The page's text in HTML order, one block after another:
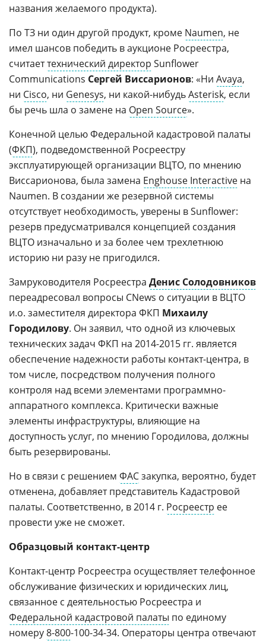
названия желаемого продукта).
По ТЗ ни один другой продукт, кроме Naumen, не
имел шансов победить в аукционе Росреестра,
считаеттехнический директор Sunflower
Communications Сергей Виссарионов: «Ни Avaya,
ни Cisco, ни Genesys, ни какой-нибудьAsterisk, если
бы речь шла о замене на Open Source».
Конечной целью Федеральной кадастровой палаты
(ФКП), подведомственной Росреестру
эксплуатирующей организации ВЦТО, по мнению
Виссарионова, была замена Enghouse Interactive на
Naumen. В создании же резервной системы
отсутствует необходимость, уверены в Sunflower:
резерв предусматривался концепцией создания
ВЦТО изначально и за более чем трехлетнюю
историю ни разу не пригодился.
Замруководителя Росреестра Денис Солодовников
переадресовал вопросы CNews о ситуации в ВЦТО
и.о. заместителя директора ФКП Михаилу
Городилову. Он заявил, что одной из ключевых
технических задач ФКП на 2014-2015 гг. является
обеспечение надежности работы контакт-центра, в
том числе, посредством получения полного
контроля над всеми элементами программно-
аппаратного комплекса. Критически важные
элементы инфраструктуры, влияющие на
доступность услуг, по мнению Городилова, должны
быть резервированы.
Но в связи с решением ФАСзакупка, вероятно, будет
отменена, добавляет представитель Кадастровой
палаты. Соответственно, в 2014 г. Росреестр ее
провести уже не сможет.
Образцовый контакт-центр
Контакт-центр Росреестра осуществляет телефонное
обслуживание физических и юридических лиц,
связанное с деятельностью Росреестра и
Федеральной кадастровой палаты по единому
номеру8-800-100-34-34. Операторы центра отвечают